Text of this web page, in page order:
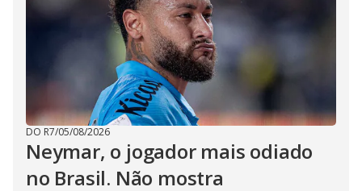
DO R7/05/08/2026
Neymar, o jogador mais odiado
no Brasil. Não mostra